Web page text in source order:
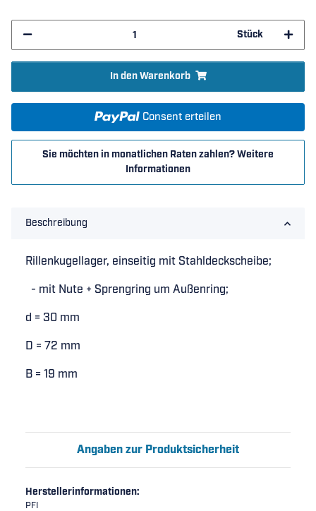
Stück
In den Warenkorb
Consent erteilen
Sie möchten in monatlichen Raten zahlen?Weitere
Informationen
Beschreibung
Rillenkugellager, einseitig mit Stahldeckscheibe;
- mit Nute + Sprengring um Außenring;
d = 30 mm
D = 72 mm
B = 19 mm
Angaben zur Produktsicherheit
Herstellerinformationen:
PFI